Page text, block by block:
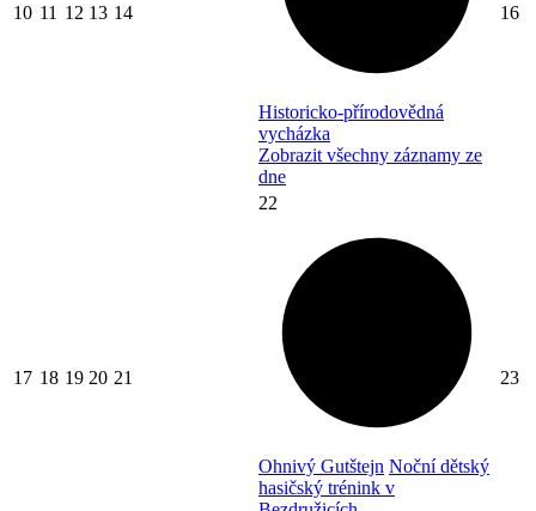
10 11 12 13 14
Historicko-přírodovědná
vycházka
Zobrazit všechny záznamy ze
dne
16
17 18 19 20 21
22
Ohnivý Gutštejn Noční dětský
hasičský trénink v
23